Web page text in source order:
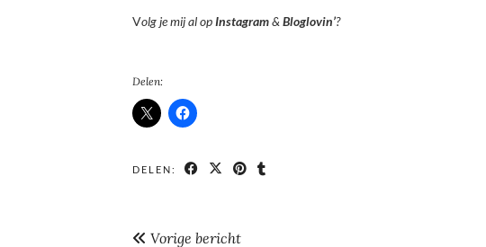
Volg je mij al opInstagram& Bloglovin’?
Delen:
DELEN:
Vorige bericht